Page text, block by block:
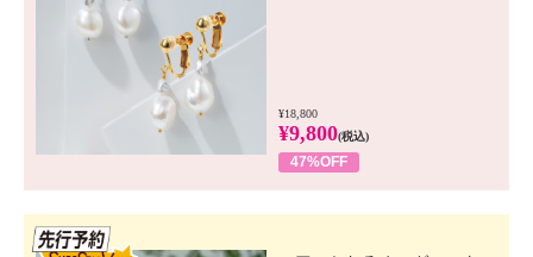
¥18,800
¥9,800(税込)
47%OFF